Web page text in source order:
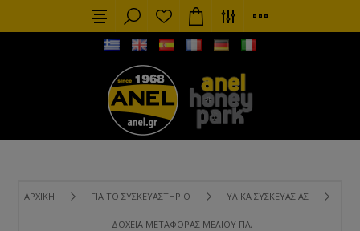
ΑΡΧΙΚΉ ΓΙΑ ΤΟ ΣΥΣΚΕΥΑΣΤΉΡΙΟ ΥΛΙΚΆ ΣΥΣΚΕΥΑΣΊΑΣ
ΔΟΧΕΊΑ ΜΕΤΑΦΟΡΆΣ ΜΕΛΙΟΎ ΠΛΑΣΤΙΚΆ